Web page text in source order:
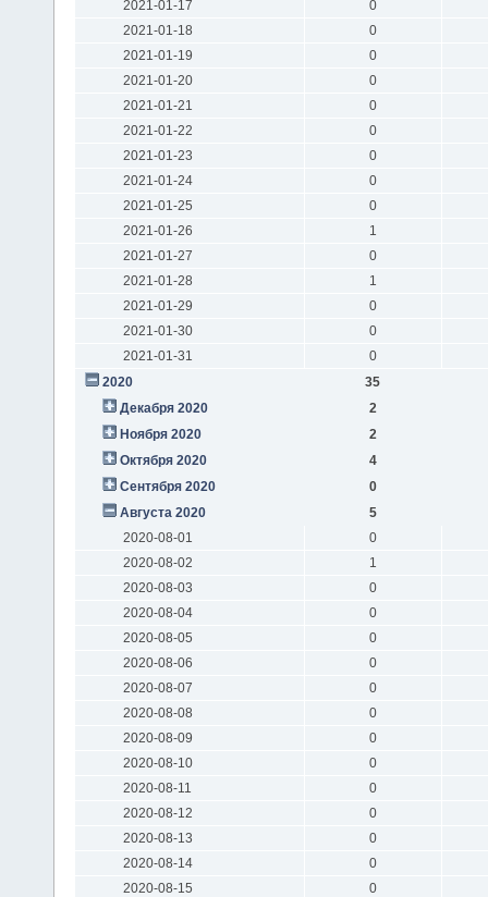
2021-01-17
0
2021-01-18
0
2021-01-19
0
2021-01-20
0
2021-01-21
0
2021-01-22
0
2021-01-23
0
2021-01-24
0
2021-01-25
0
2021-01-26
1
2021-01-27
0
2021-01-28
1
2021-01-29
0
2021-01-30
0
2021-01-31
0
2020
35
Декабря 2020
2
Ноября 2020
2
Октября 2020
4
Сентября 2020
0
Августа 2020
5
2020-08-01
0
2020-08-02
1
2020-08-03
0
2020-08-04
0
2020-08-05
0
2020-08-06
0
2020-08-07
0
2020-08-08
0
2020-08-09
0
2020-08-10
0
2020-08-11
0
2020-08-12
0
2020-08-13
0
2020-08-14
0
2020-08-15
0